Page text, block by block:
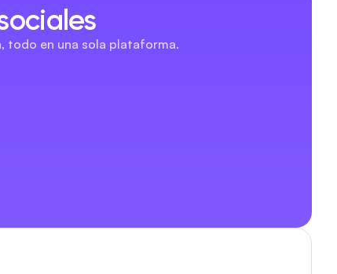
todo en una sola plataforma.